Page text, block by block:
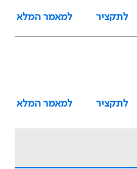
לתקציר
למאמר המלא
לתקציר
למאמר המלא